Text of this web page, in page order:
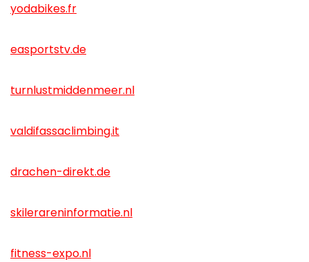
yodabikes.fr
easportstv.de
turnlustmiddenmeer.nl
valdifassaclimbing.it
drachen-direkt.de
skilerareninformatie.nl
fitness-expo.nl